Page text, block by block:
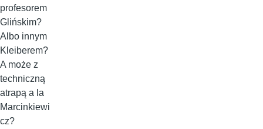
profesorem
Glińskim?
Albo innym
Kleiberem?
A może z
techniczną
atrapą a la
Marcinkiewi
cz?